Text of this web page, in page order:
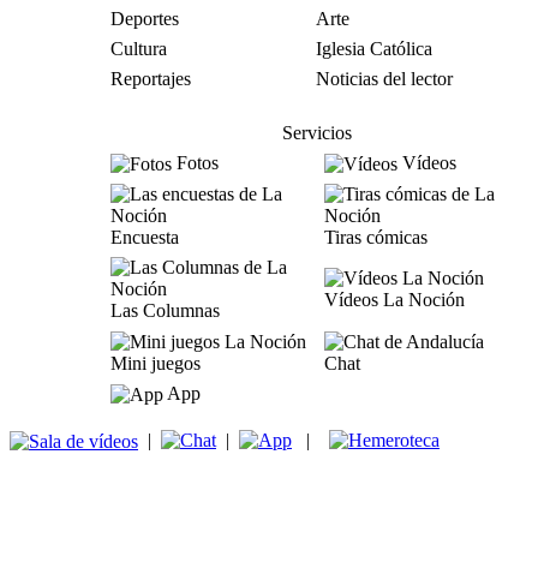
Deportes
Arte
Cultura
Iglesia Católica
Reportajes
Noticias del lector
Servicios
Fotos
Vídeos
Encuesta Tiras cómicas
Las Columnas
Vídeos La Noción
Mini juegos
Chat
App
| | |